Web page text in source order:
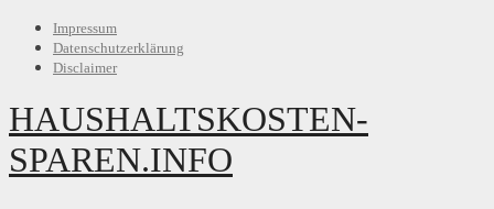
Impressum
Datenschutzerklärung
Disclaimer
HAUSHALTSKOSTEN-
SPAREN.INFO